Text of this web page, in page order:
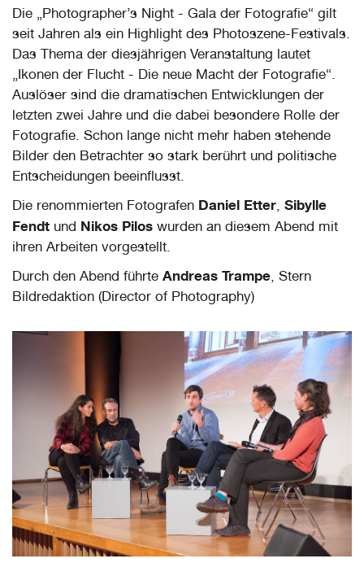
Die „Photographer’s Night - Gala der Fotografie“ gilt
seit Jahren als ein Highlight des Photoszene-Festivals.
Das Thema der diesjährigen Veranstaltung lautet
„Ikonen der Flucht - Die neue Macht der Fotografie“.
Auslöser sind die dramatischen Entwicklungen der
letzten zwei Jahre und die dabei besondere Rolle der
Fotografie. Schon lange nicht mehr haben stehende
Bilder den Betrachter so stark berührt und politische
Entscheidungen beeinflusst.
Die renommierten Fotografen Daniel Etter Sibylle
Fendt und Nikos Pilos wurden an diesem Abend mit
ihren Arbeiten vorgestellt.
Durch den Abend führte Andreas Trampe , Stern
Bildredaktion (Director of Photography)